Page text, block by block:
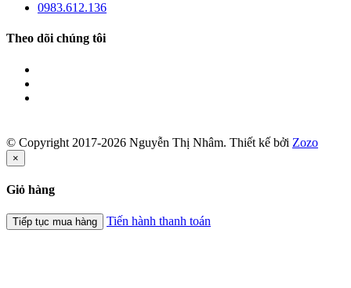
0983.612.136
Theo dõi chúng tôi
© Copyright 2017-2026 Nguyễn Thị Nhâm. Thiết kế bởi Zozo
×
Giỏ hàng
Tiếp tục mua hàng Tiến hành thanh toán